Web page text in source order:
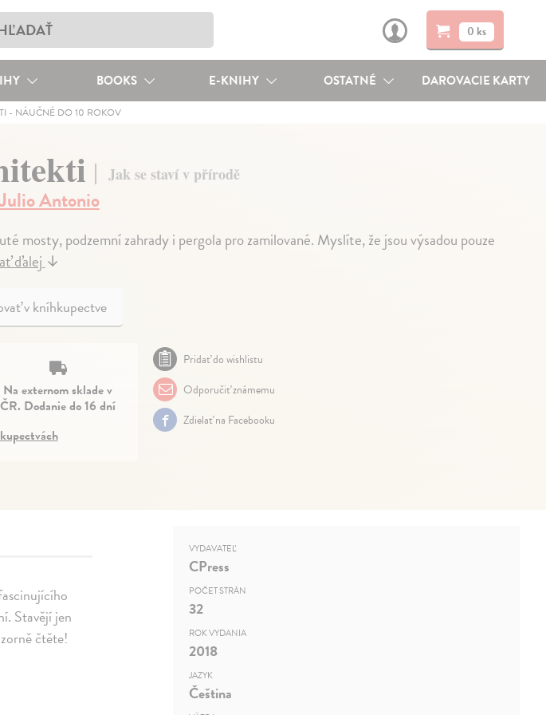
0 ks
BOOKS E-KNIHY OSTATNÉ DAROVACIE KARTY
- NÁUČNÉ DO 10 ROKOV
Jak se staví v přírodě
Antonio
mosty, podzemní zahrady i pergola pro zamilované. Myslíte, že jsou výsadou pouze
ďalej↓
v kníhkupectve
Na externom sklade v
ČR. Dodanie do 16 dní
Pridať do wishlistu
Odporučiť známemu
Zdielať na Facebooku
Stavějí jen
čtěte!
VYDAVATEĽ
CPress
POČET STRÁN
32
ROK VYDANIA
2018
JAZYK
Čeština